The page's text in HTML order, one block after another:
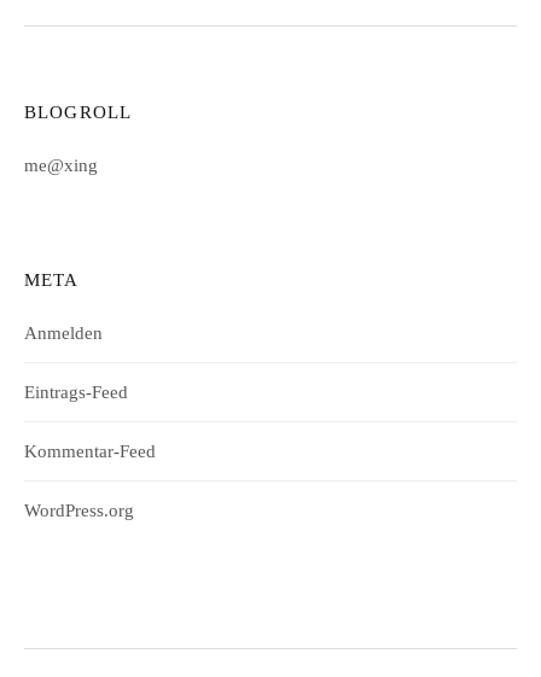
BLOGROLL
me@xing
META
Anmelden
Eintrags-Feed
Kommentar-Feed
WordPress.org